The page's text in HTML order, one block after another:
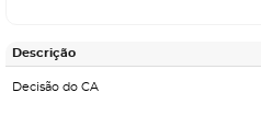
Descrição
Decisão do CA